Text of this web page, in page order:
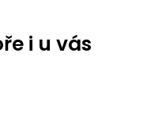
i u vás